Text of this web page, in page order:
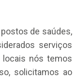
de saúdes,
serviços
nós temos
solicitamos ao